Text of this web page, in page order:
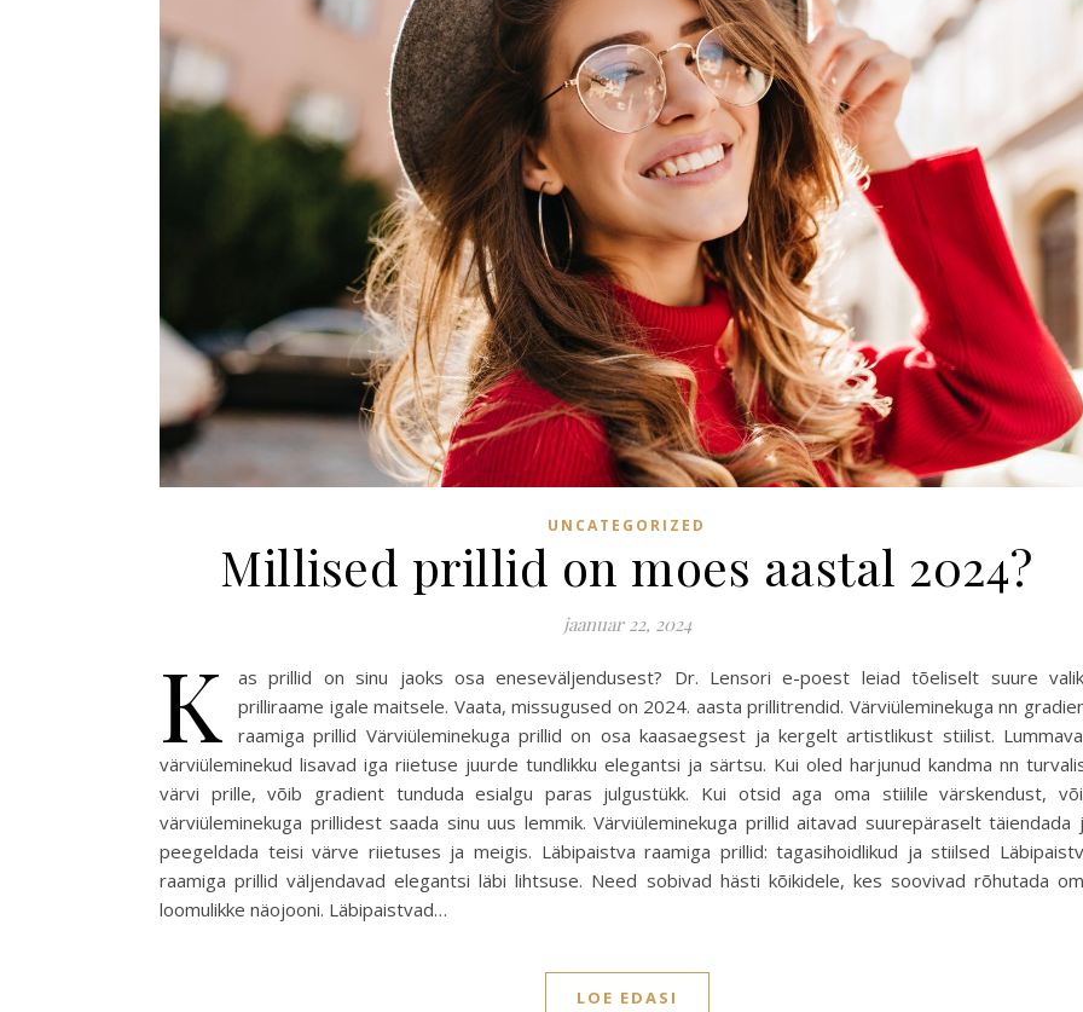
UNCATEGORIZED
Millised prillid on moes aastal 2024?
jaanuar 22, 2024
K
as prillid on sinu jaoks osa eneseväljendusest? Dr. Lensori e-poest leiad tõeliselt suure
prilliraame igale maitsele. Vaata, missugused on 2024. aasta prillitrendid. Värviüleminekuga nn
raamiga prillid Värviüleminekuga prillid on osa kaasaegsest ja kergelt artistlikust stiilist.
värviüleminekud lisavad iga riietuse juurde tundlikku elegantsi ja särtsu. Kui oled harjunud kandma nn
värvi prille, võib gradient tunduda esialgu paras julgustükk. Kui otsid aga oma stiilile värskendust,
värviüleminekuga prillidest saada sinu uus lemmik. Värviüleminekuga prillid aitavad suurepäraselt täiendada
peegeldada teisi värve riietuses ja meigis. Läbipaistva raamiga prillid: tagasihoidlikud ja stiilsed
raamiga prillid väljendavad elegantsi läbi lihtsuse. Need sobivad hästi kõikidele, kes soovivad rõhutada
loomulikke näojooni. Läbipaistvad…
LOE EDASI